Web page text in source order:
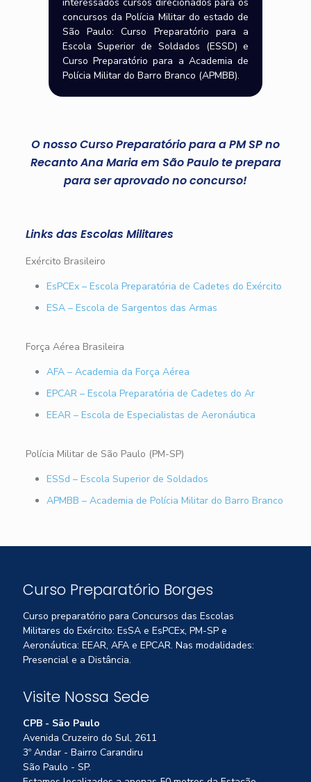
concursos da Polícia Militar do estado de
São Paulo: Curso Preparatório para a
Escola Superior de Soldados (ESSD) e
Curso Preparatório para a Academia de
Polícia Militar do Barro Branco (APMBB).
O nosso Curso Preparatório para a PM SP no
Recanto Ana Maria em São Paulo te prepara
para ser aprovado no concurso!
Links das Escolas Militares
Exército Brasileiro
EsPCEx – Escola Preparatória de Cadetes do Exército
ESA – Escola de Sargentos das Armas
Força Aérea Brasileira
AFA – Academia da Força Aérea
EPCAR – Escola Preparatória de Cadetes do Ar
EEAR – Escola de Especialistas de Aeronáutica
Polícia Militar de São Paulo (PM-SP)
ESSd – Escola Superior de Soldados
APMBB – Academia de Polícia Militar do Barro Branco
Curso Preparatório Borges
Curso preparatório para Concursos das Escolas
Militares do Exército: EsSA e EsPCEx, PM-SP e
Aeronáutica: EEAR, AFA e EPCAR. Nas modalidades:
Presencial e a Distância.
Visite Nossa Sede
CPB - São Paulo
Avenida Cruzeiro do Sul, 2611
3º Andar - Bairro Carandiru
São Paulo - SP.